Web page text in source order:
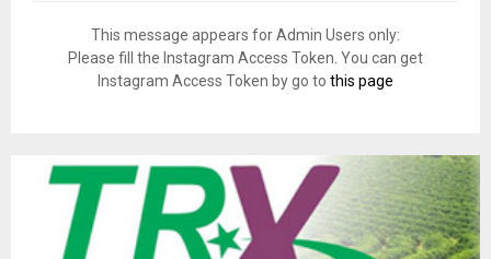
This message appears for Admin Users only:
Please fill the Instagram Access Token. You can get
Instagram Access Token by go to this page